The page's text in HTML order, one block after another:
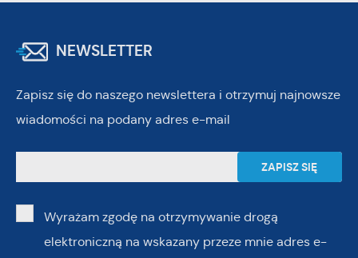
NEWSLETTER
Zapisz się do naszego newslettera i otrzymuj najnowsze
wiadomości na podany adres e-mail
Wyrażam zgodę na otrzymywanie drogą
elektroniczną na wskazany przeze mnie adres e-